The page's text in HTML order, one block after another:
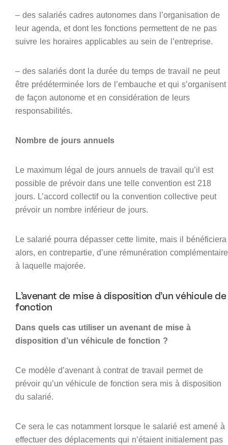
– des salariés cadres autonomes dans l’organisation de
leur agenda, et dont les fonctions permettent de ne pas
suivre les horaires applicables au sein de l’entreprise.
– des salariés dont la durée du temps de travail ne peut
être prédéterminée lors de l’embauche et qui s’organisent
de façon autonome et en considération de leurs
responsabilités.
Nombre de jours annuels
Le maximum légal de jours annuels de travail qu’il est
possible de prévoir dans une telle convention est 218
jours. L’accord collectif ou la convention collective peut
prévoir un nombre inférieur de jours.
Le salarié pourra dépasser cette limite, mais il bénéficiera
alors, en contrepartie, d’une rémunération complémentaire
à laquelle majorée.
L’avenant de mise à disposition d’un véhicule de
fonction
Dans quels cas utiliser un avenant de mise à
disposition d’un véhicule de fonction ?
Ce modèle d’avenant à contrat de travail permet de
prévoir qu’un véhicule de fonction sera mis à disposition
du salarié.
Ce sera le cas notamment lorsque le salarié est amené à
effectuer des déplacements qui n’étaient initialement pas